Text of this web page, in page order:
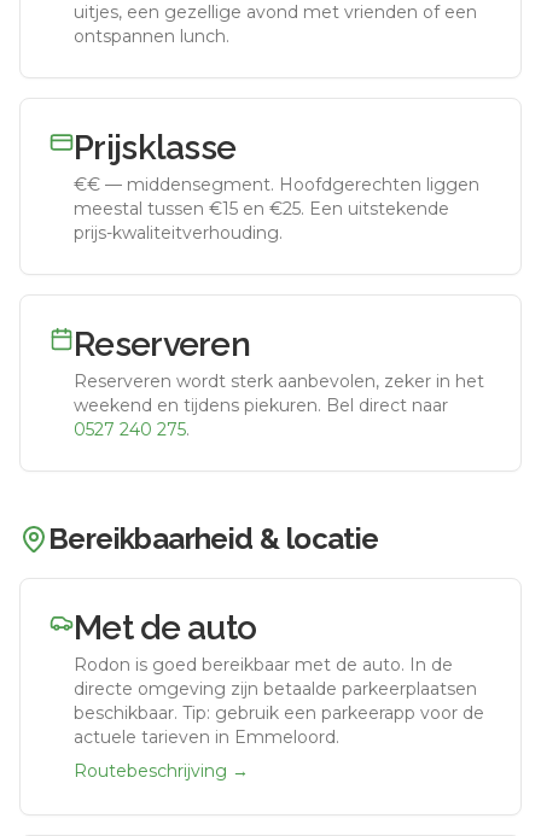
uitjes, een gezellige avond met vrienden of een
ontspannen lunch.
Prijsklasse
€€ — middensegment. Hoofdgerechten liggen
meestal tussen €15 en €25. Een uitstekende
prijs-kwaliteitverhouding.
Reserveren
Reserveren wordt sterk aanbevolen, zeker in het
weekend en tijdens piekuren. Bel direct naar
0527 240 275.
Bereikbaarheid & locatie
Met de auto
Rodon is goed bereikbaar met de auto. In de
directe omgeving zijn betaalde parkeerplaatsen
beschikbaar. Tip: gebruik een parkeerapp voor de
actuele tarieven in Emmeloord.
Routebeschrijving →